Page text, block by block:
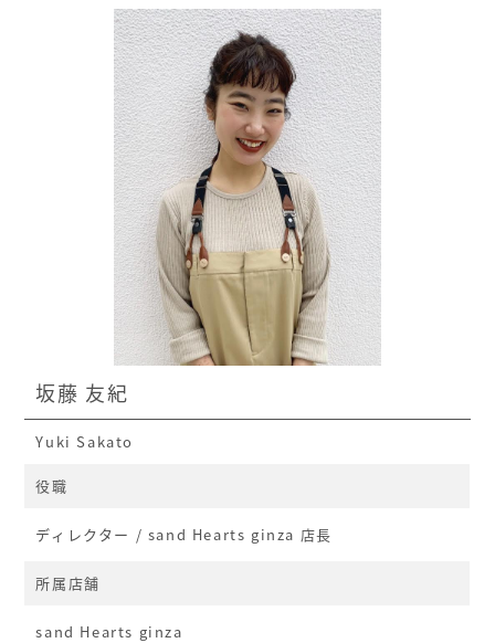
坂藤 友紀
Yuki Sakato
役職
ディレクター / sand Hearts ginza 店長
所属店舗
sand Hearts ginza